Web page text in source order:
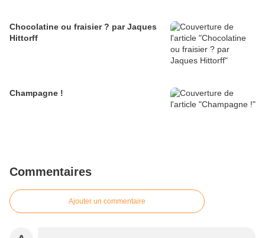
Chocolatine ou fraisier ? par Jaques
Hittorff
Champagne !
Commentaires
Ajouter un commentaire